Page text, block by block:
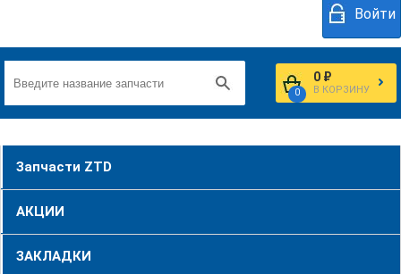
Войти
0
0 ₽
В КОРЗИНУ
Запчасти ZTD
АКЦИИ
ЗАКЛАДКИ